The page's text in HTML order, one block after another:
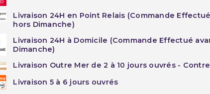
Livraison 24H en Point Relais (Commande
hors Dimanche)
Livraison 24H à Domicile (Commande Effectué
Dimanche)
Livraison Outre Mer de 2 à 10 jours ouvrés -
Livraison 5 à 6 jours ouvrés